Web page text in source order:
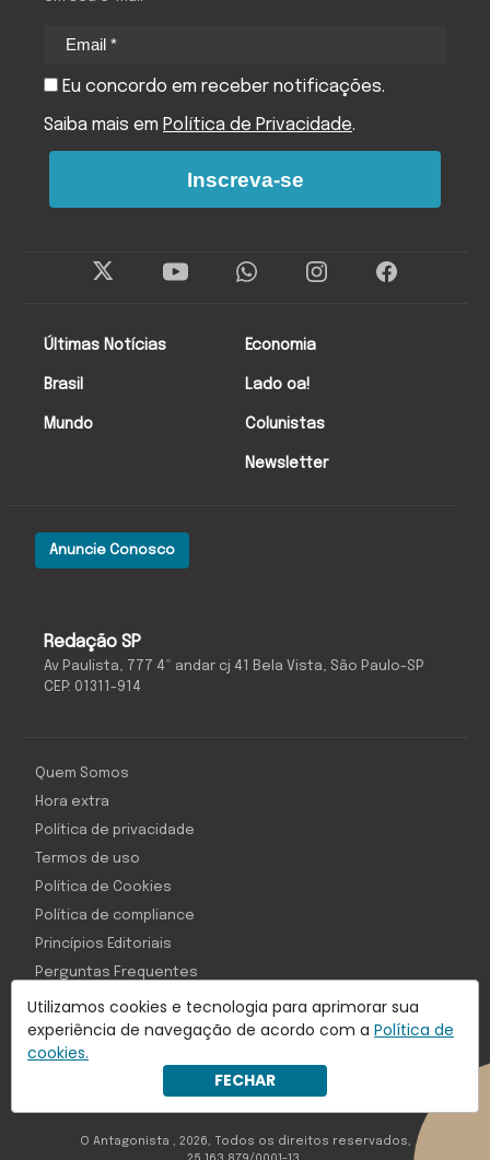
Utilizamos cookies e tecnologia para aprimorar sua
experiência de navegação de acordo com a Política de
cookies.
FECHAR
Redação SP
Av Paulista, 777 4º andar cj 41 Bela Vista, São Paulo-SP
CEP: 01311-914
Anuncie Conosco
Últimas Notícias
Brasil
Mundo
Economia
Lado oa!
Colunistas
Newsletter
Eu concordo em receber notificações.
Saiba mais em Política de Privacidade.
Inscreva-se
Com inteligência e tecnologia:
Object1ve - Marketing Solution
Quem Somos
Hora extra
Política de privacidade
Termos de uso
Política de Cookies
Política de compliance
Princípios Editoriais
Perguntas Frequentes
O Antagonista , 2026, Todos os direitos reservados,